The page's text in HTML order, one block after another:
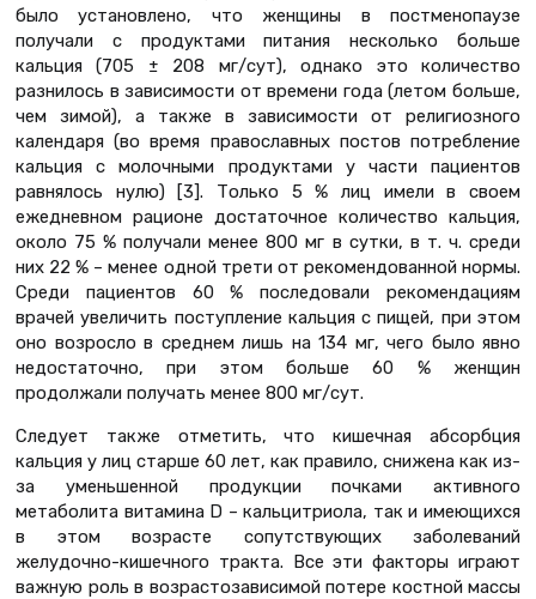
было установлено, что женщины в постменопаузе
получали с продуктами питания несколько больше
кальция (705 ± 208 мг/сут), однако это количество
разнилось в зависимости от времени года (летом больше,
чем зимой), а также в зависимости от религиозного
календаря (во время православных постов потребление
кальция с молочными продуктами у части пациентов
равнялось нулю) [3]. Только 5 % лиц имели в своем
ежедневном рационе достаточное количество кальция,
около 75 % получали менее 800 мг в сутки, в т. ч. среди
них 22 % – менее одной трети от рекомендованной нормы.
Среди пациентов 60 % последовали рекомендациям
врачей увеличить поступление кальция с пищей, при этом
оно возросло в среднем лишь на 134 мг, чего было явно
недостаточно, при этом больше 60 % женщин
продолжали получать менее 800 мг/сут.
Следует также отметить, что кишечная абсорбция
кальция у лиц старше 60 лет, как правило, снижена как из-
за уменьшенной продукции почками активного
метаболита витамина D – кальцитриола, так и имеющихся
в этом возрасте сопутствующих заболеваний
желудочно-кишечного тракта. Все эти факторы играют
важную роль в возрастозависимой потере костной массы